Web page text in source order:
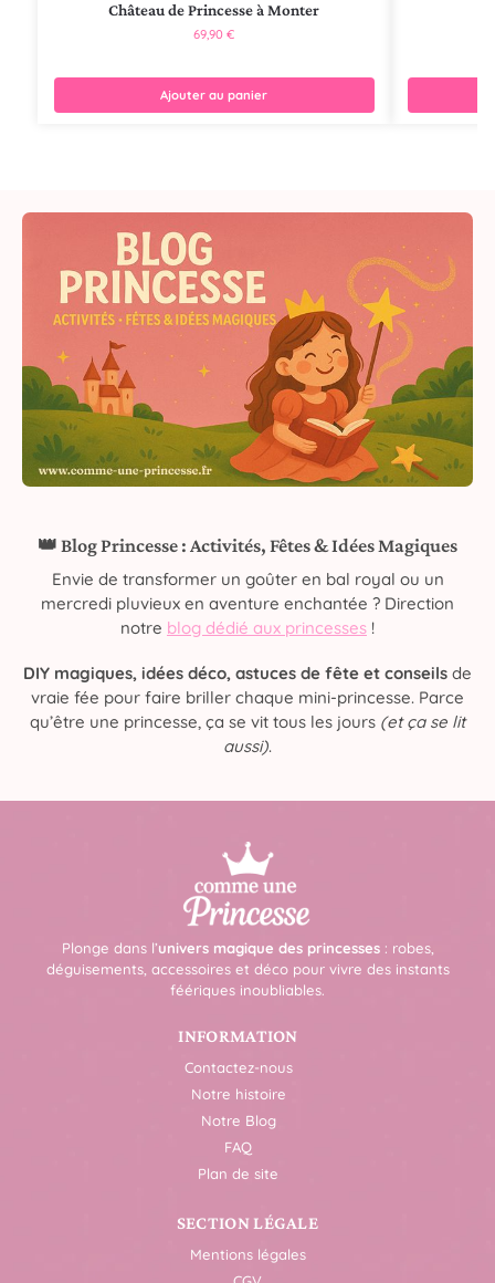
Château de Princesse à Monter
69,90€
Ajouter au panier
👑 Blog Princesse : Activités, Fêtes & Idées Magiques
Envie de transformer un goûter en bal royal ou un
mercredi pluvieux en aventure enchantée ? Direction
notre blog dédié aux princesses !
DIY magiques, idées déco, astuces de fête et conseils de
vraie fée pour faire briller chaque mini-princesse. Parce
qu’être une princesse, ça se vit tous les jours (et ça se lit
aussi).
Plonge dans l’univers magique des princesses: robes,
déguisements, accessoires et déco pour vivre des instants
féériques inoubliables.
INFORMATION
Contactez-nous
Notre histoire
Notre Blog
FAQ
Plan de site
SECTION LÉGALE
Mentions légales